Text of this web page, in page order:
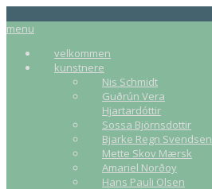
menu
velkommen
kunstnere
Nis Schmidt
Guðrún Vera
Hjartardóttir
Sossa Björnsdottir
Bjarke Regn Svendsen
Mette Skov Mærsk
Amariel Norðoy
Hans Pauli Olsen